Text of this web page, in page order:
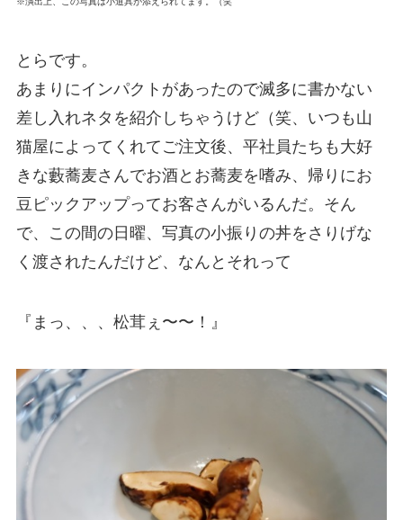
とらです。
あまりにインパクトがあったので滅多に書かない
差し入れネタを紹介しちゃうけど（笑、いつも山
猫屋によってくれてご注文後、平社員たちも大好
きな藪蕎麦さんでお酒とお蕎麦を嗜み、帰りにお
豆ピックアップってお客さんがいるんだ。そん
で、この間の日曜、写真の小振りの丼をさりげな
く渡されたんだけど、なんとそれって
『まっ、、、松茸ぇ〜〜！』